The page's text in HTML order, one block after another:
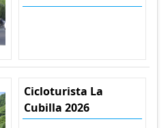
Cicloturista La
Cubilla 2026